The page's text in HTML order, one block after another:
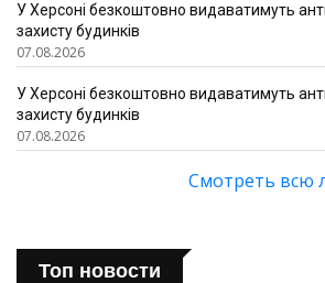
У Херсоні безкоштовно видаватимуть
захисту будинків
07.08.2026
У Херсоні безкоштовно видаватимуть
захисту будинків
07.08.2026
Смотреть всю
Топ новости